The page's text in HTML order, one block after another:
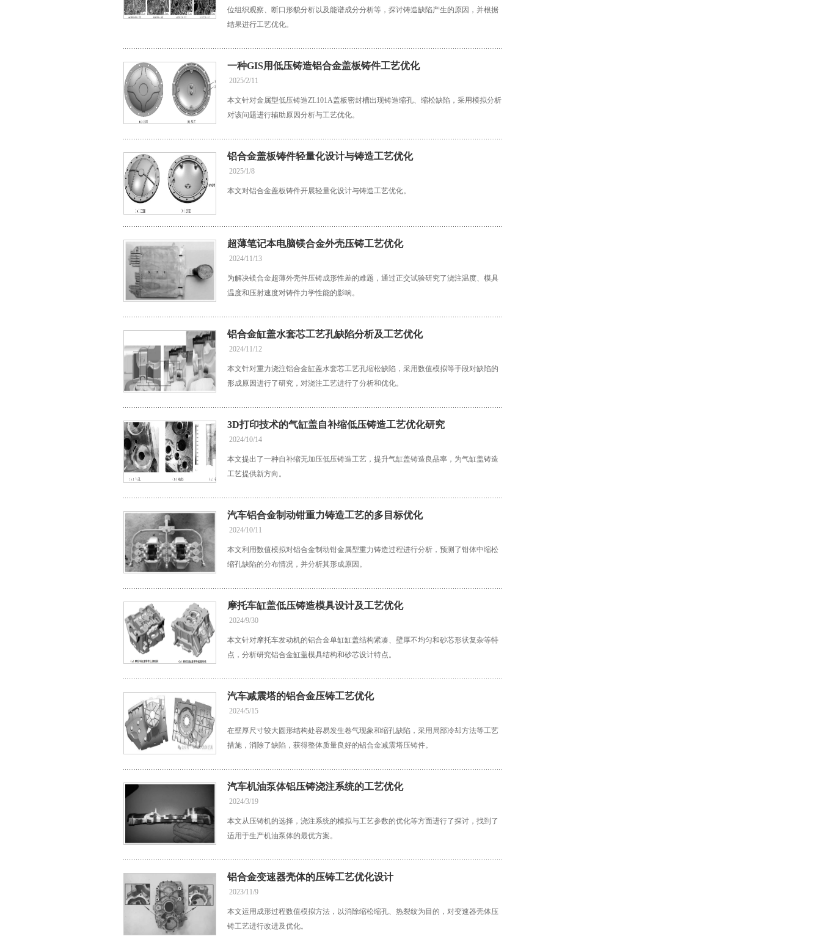
位组织观察、断口形貌分析以及能谱成分分析等，探讨铸造缺陷产生的原因，并根据
结果进行工艺优化。
一种GIS用低压铸造铝合金盖板铸件工艺优化
2025/2/11
本文针对金属型低压铸造ZL101A盖板密封槽出现铸造缩孔、缩松缺陷，采用模拟分析
对该问题进行辅助原因分析与工艺优化。
铝合金盖板铸件轻量化设计与铸造工艺优化
2025/1/8
本文对铝合金盖板铸件开展轻量化设计与铸造工艺优化。
超薄笔记本电脑镁合金外壳压铸工艺优化
2024/11/13
为解决镁合金超薄外壳件压铸成形性差的难题，通过正交试验研究了浇注温度、模具
温度和压射速度对铸件力学性能的影响。
铝合金缸盖水套芯工艺孔缺陷分析及工艺优化
2024/11/12
本文针对重力浇注铝合金缸盖水套芯工艺孔缩松缺陷，采用数值模拟等手段对缺陷的
形成原因进行了研究，对浇注工艺进行了分析和优化。
3D打印技术的气缸盖自补缩低压铸造工艺优化研究
2024/10/14
本文提出了一种自补缩无加压低压铸造工艺，提升气缸盖铸造良品率，为气缸盖铸造
工艺提供新方向。
汽车铝合金制动钳重力铸造工艺的多目标优化
2024/10/11
本文利用数值模拟对铝合金制动钳金属型重力铸造过程进行分析，预测了钳体中缩松
缩孔缺陷的分布情况，并分析其形成原因。
摩托车缸盖低压铸造模具设计及工艺优化
2024/9/30
本文针对摩托车发动机的铝合金单缸缸盖结构紧凑、壁厚不均匀和砂芯形状复杂等特
点，分析研究铝合金缸盖模具结构和砂芯设计特点。
汽车减震塔的铝合金压铸工艺优化
2024/5/15
在壁厚尺寸较大圆形结构处容易发生卷气现象和缩孔缺陷，采用局部冷却方法等工艺
措施，消除了缺陷，获得整体质量良好的铝合金减震塔压铸件。
汽车机油泵体铝压铸浇注系统的工艺优化
2024/3/19
本文从压铸机的选择，浇注系统的模拟与工艺参数的优化等方面进行了探讨，找到了
适用于生产机油泵体的最优方案。
铝合金变速器壳体的压铸工艺优化设计
2023/11/9
本文运用成形过程数值模拟方法，以消除缩松缩孔、热裂纹为目的，对变速器壳体压
铸工艺进行改进及优化。